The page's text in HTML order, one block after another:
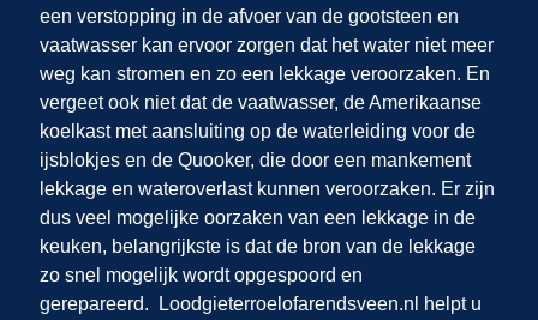
een verstopping in de afvoer van de gootsteen en
vaatwasser kan ervoor zorgen dat het water niet meer
weg kan stromen en zo een lekkage veroorzaken. En
vergeet ook niet dat de vaatwasser, de Amerikaanse
koelkast met aansluiting op de waterleiding voor de
ijsblokjes en de Quooker, die door een mankement
lekkage en wateroverlast kunnen veroorzaken. Er zijn
dus veel mogelijke oorzaken van een lekkage in de
keuken, belangrijkste is dat de bron van de lekkage
zo snel mogelijk wordt opgespoord en
gerepareerd.
Loodgieterroelofarendsveen.nl helpt u